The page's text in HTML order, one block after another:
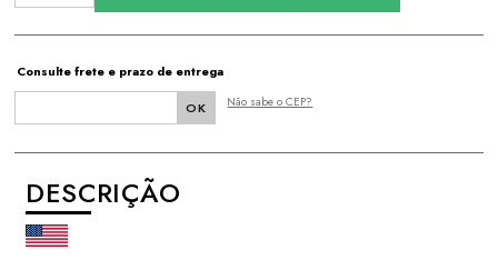
Consulte frete e prazo de entrega
Não sabe o CEP?
DESCRIÇÃO